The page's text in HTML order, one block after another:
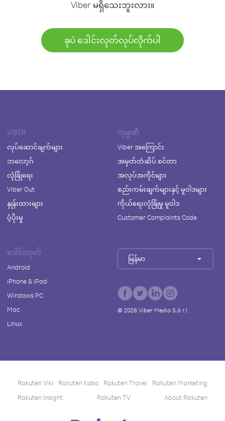
Viber မရှိသေးဘူးလား။
ခုပဲ ဒေါင်းလုတ်လုပ်လိုက်ပါ
VIBER
လုပ်ဆောင်ချက်များ
ဘလော့ဂ်
လုံခြုံရေး
Viber Out
နှုန်းထားများ
ပံ့ပိုးမှု
ကုမ္ပဏီ
Viber အကြောင်း
အမှတ်တံဆိပ် စင်တာ
အလုပ်အကိုင်များ
စည်းကမ်းချက်များနှင့် မူဝါဒများ
ကိုယ်ရေးလုံခြုံမှု မူဝါဒ
Customer Complaints Code
ဒေါင်းလုတ်
Android
iPhone & iPad
Windows PC
Mac
Linux
မြန်မာ
© 2026Viber Media S.à r.l.
Rakuten Viki Rakuten Kobo Rakuten Travel
Rakuten Marketing
Rakuten Insight
Rakuten TV About Rakuten